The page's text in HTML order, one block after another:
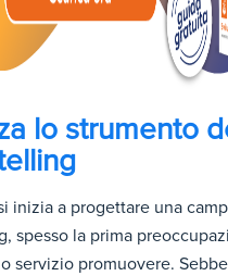
lo strumento
inizia a progettare una
spesso la prima
servizio promuovere.